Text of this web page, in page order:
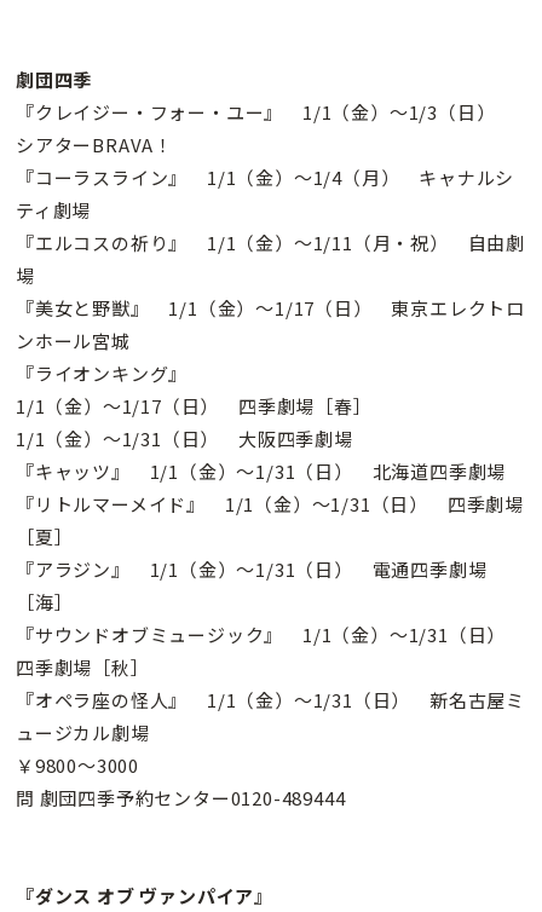
劇団四季
『クレイジー・フォー・ユー』 1/1（金）〜1/3（日）
シアターBRAVA！
『コーラスライン』 1/1（金）〜1/4（月） キャナルシ
ティ劇場
『エルコスの祈り』 1/1（金）〜1/11（月・祝） 自由劇
場
『美女と野獣』 1/1（金）〜1/17（日） 東京エレクトロ
ンホール宮城
『ライオンキング』
1/1（金）〜1/17（日） 四季劇場［春］
1/1（金）〜1/31（日） 大阪四季劇場
『キャッツ』 1/1（金）〜1/31（日） 北海道四季劇場
『リトルマーメイド』 1/1（金）〜1/31（日） 四季劇場
［夏］
『アラジン』 1/1（金）〜1/31（日） 電通四季劇場
［海］
『サウンドオブミュージック』 1/1（金）〜1/31（日）
四季劇場［秋］
『オペラ座の怪人』 1/1（金）〜1/31（日） 新名古屋ミ
ュージカル劇場
￥9800〜3000
問 劇団四季予約センター0120-489444
『ダンス オブ ヴァンパイア』